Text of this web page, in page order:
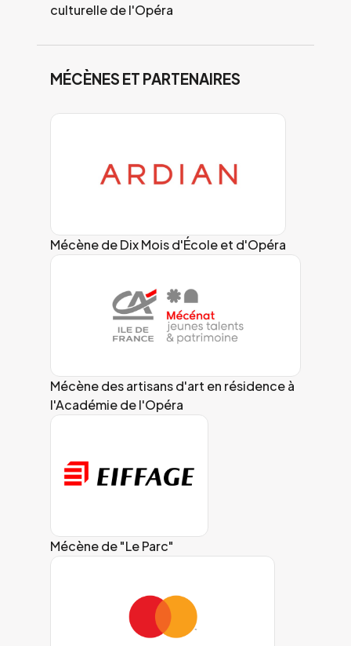
culturelle de l'Opéra
MÉCÈNES ET PARTENAIRES
Mécène de Dix Mois d'École et d'Opéra
Mécène des artisans d'art en résidence à
l'Académie de l'Opéra
Mécène de "Le Parc"